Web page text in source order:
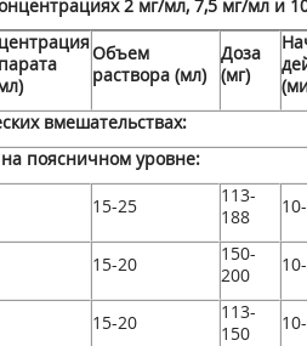
2 мг/мл, 7,5 мг/мл и
Объем
раствора (мл)
Доза
(мг)
вмешательствах:
поясничном уровне:
15-25
113-
188
15-20
150-
200
15-20
113-
150